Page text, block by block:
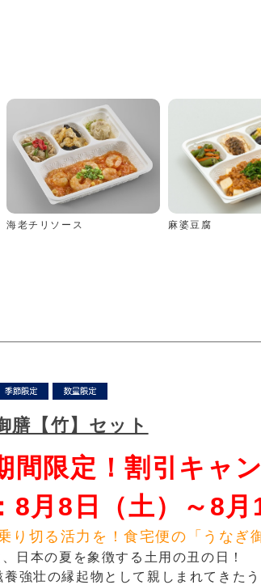
海老チリソース 麻婆豆腐
膳【竹】セット
間限定！割引キャ
8月8日（土）～8月
り切る活力を！食宅便の「うなぎ
日本の夏を象徴する土用の丑の日！
養強壮の縁起物として親しまれてきた